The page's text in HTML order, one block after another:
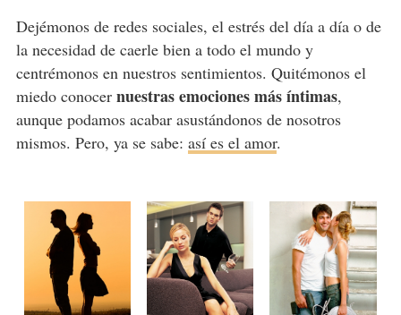
Dejémonos de redes sociales, el estrés del día a día o de
la necesidad de caerle bien a todo el mundo y
centrémonos en nuestros sentimientos. Quitémonos el
miedo conocer nuestras emociones más íntimas,
aunque podamos acabar asustándonos de nosotros
mismos. Pero, ya se sabe: así es el amor.